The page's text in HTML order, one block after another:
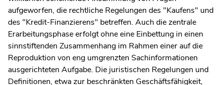
aufgeworfen, die rechtliche Regelungen des "Kaufens" und
des "Kredit-Finanzierens" betreffen. Auch die zentrale
Erarbeitungsphase erfolgt ohne eine Einbettung in einen
sinnstiftenden Zusammenhang im Rahmen einer auf die
Reproduktion von eng umgrenzten Sachinformationen
ausgerichteten Aufgabe. Die juristischen Regelungen und
Definitionen, etwa zur beschränkten Geschäftsfähigkeit,